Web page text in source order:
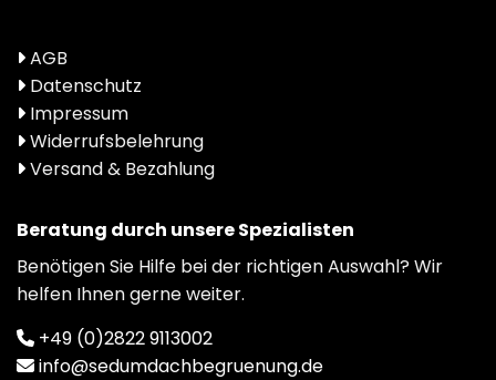
AGB
Datenschutz
Impressum
Widerrufsbelehrung
Versand & Bezahlung
Beratung durch unsere Spezialisten
Benötigen Sie Hilfe bei der richtigen Auswahl? Wir
helfen Ihnen gerne weiter.
+49 (0)2822 9113002
info@sedumdachbegruenung.de